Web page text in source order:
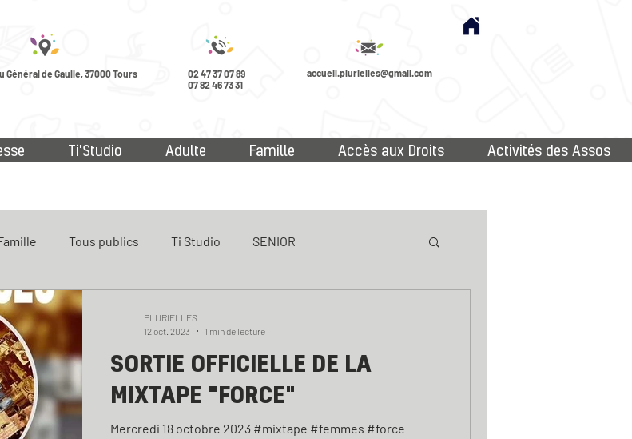
Général de Gaulle, 37000 Tours
02 47 37 07 89
07 82 46 73 31
accueil.plurielles@gmail.com
Ti'Studio Adulte Famille Accès aux Droits Activités des Assos
Tous publics Ti Studio SENIOR
SORTIE OFFICIELLE DE LA
MIXTAPE "FORCE"
Mercredi 18 octobre 2023 #mixtape #femmes #force
PLURIELLES
12 oct. 2023
1 min de lecture